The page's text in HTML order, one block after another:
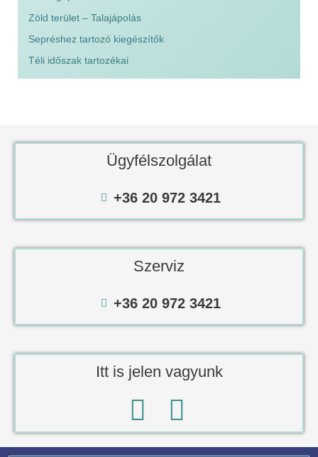
Zöld terület – Talajápolás
Sepréshez tartozó kiegészítők
Téli időszak tartozékai
Ügyfélszolgálat
+36 20 972 3421
Szerviz
+36 20 972 3421
Itt is jelen vagyunk